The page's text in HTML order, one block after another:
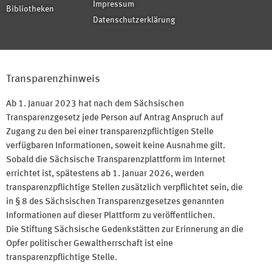
Bibliotheken
Impressum
Datenschutzerklärung
Transparenzhinweis
Ab 1. Januar 2023 hat nach dem Sächsischen
Transparenzgesetz jede Person auf Antrag Anspruch auf
Zugang zu den bei einer transparenzpflichtigen Stelle
verfügbaren Informationen, soweit keine Ausnahme gilt.
Sobald die Sächsische Transparenzplattform im Internet
errichtet ist, spätestens ab 1. Januar 2026, werden
transparenzpflichtige Stellen zusätzlich verpflichtet sein, die
in § 8 des Sächsischen Transparenzgesetzes genannten
Informationen auf dieser Plattform zu veröffentlichen.
Die Stiftung Sächsische Gedenkstätten zur Erinnerung an die
Opfer politischer Gewaltherrschaft ist eine
transparenzpflichtige Stelle.